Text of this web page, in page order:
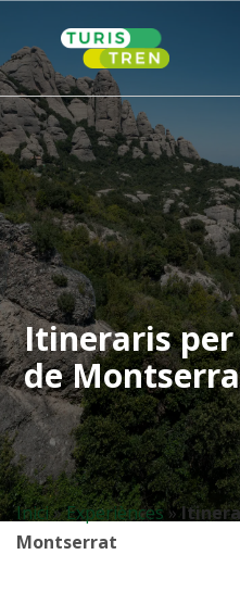
content
Inici»Experiènces»
Montserrat
Itineraris
de